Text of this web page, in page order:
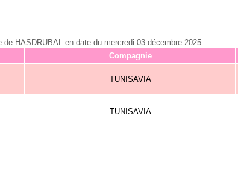
HASDRUBAL en date du mercredi 03 décembre 2025
Compagnie
TUNISAVIA
TUNISAVIA